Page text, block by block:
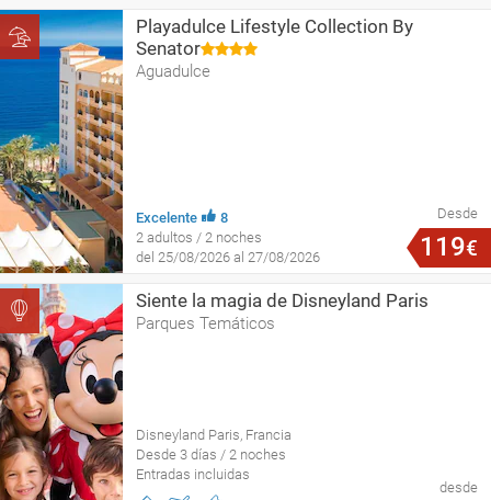
Playadulce Lifestyle Collection By
Senator
Aguadulce
Excelente
8
2 adultos / 2 noches
del 25/08/2026 al 27/08/2026
Desde
119€
Siente la magia de Disneyland Paris
Parques Temáticos
Disneyland Paris, Francia
Desde 3 días / 2 noches
Entradas incluidas
desde